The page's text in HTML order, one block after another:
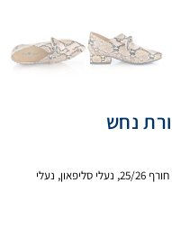
חורף 25/26 , נעלי סליפאון, נעלי